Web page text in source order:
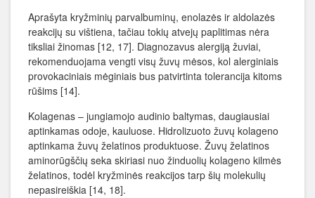
Aprašyta kryžminių parvalbuminų, enolazės ir aldolazės
reakcijų su vištiena, tačiau tokių atvejų paplitimas nėra
tiksliai žinomas [12, 17]. Diagnozavus alergiją žuviai,
rekomenduojama vengti visų žuvų mėsos, kol alerginiais
provokaciniais mėginiais bus patvirtinta tolerancija kitoms
rūšims [14].
Kolagenas – jungiamojo audinio baltymas, daugiausiai
aptinkamas odoje, kauluose. Hidrolizuoto žuvų kolageno
aptinkama žuvų želatinos produktuose. Žuvų želatinos
aminorūgščių seka skiriasi nuo žinduolių kolageno kilmės
želatinos, todėl kryžminės reakcijos tarp šių molekulių
nepasireiškia [14, 18].